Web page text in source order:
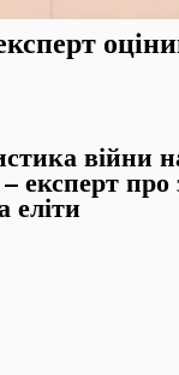
війни
експерт про
еліти